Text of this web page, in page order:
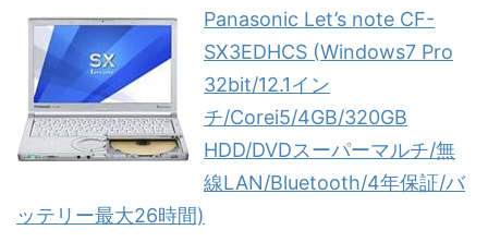
Panasonic Let’s note CF-
SX3EDHCS (Windows7 Pro
32bit/12.1イン
チ/Corei5/4GB/320GB
HDD/DVDスーパーマルチ/無
線LAN/Bluetooth/4年保証/バ
ッテリー最大26時間)